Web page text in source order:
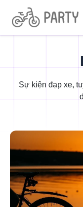
Sự kiện đạp xe,